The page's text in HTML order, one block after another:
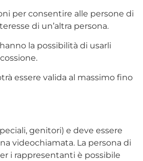
per consentire alle persone di
di un’altra persona.
la possibilità di usarli
essere valida al massimo fino
genitori) e deve essere
videochiamata. La persona di
i rappresentanti è possibile